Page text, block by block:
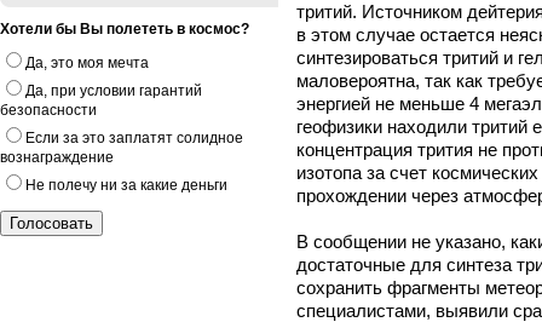
Хотели бы Вы полететь в космос?
Да, это моя мечта
Да, при условии гарантий
безопасности
Если за это заплатят солидное
вознаграждение
Не полечу ни за какие деньги
тритий. Источником
в этом случае остается
синтезироваться тритий и
маловероятна, так как
энергией не меньше 4
геофизики находили тритий
концентрация трития не
изотопа за счет
прохождении через
В сообщении не указано,
достаточные для синтеза
сохранить фрагменты
специалистами, выявили